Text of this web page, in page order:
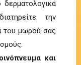
την
του μωρού σας
και